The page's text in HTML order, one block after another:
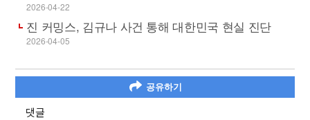
2026-04-22
진 커밍스, 김규나 사건 통해 대한민국 현실 진단
2026-04-05
공유하기
댓글